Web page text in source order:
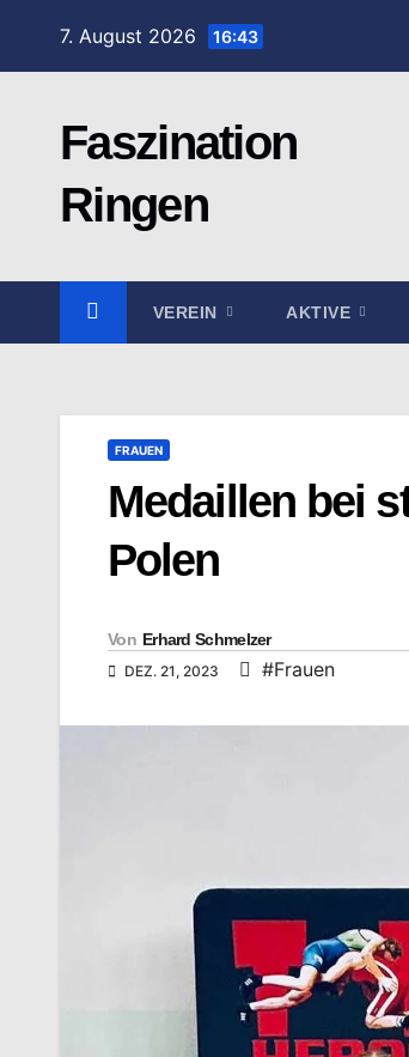
7. August 2026 16:43
Faszination
Ringen
VEREIN AKTIVE
FRAUEN
Medaillen bei
Polen
Von Erhard Schmelzer
DEZ. 21, 2023 #Frauen